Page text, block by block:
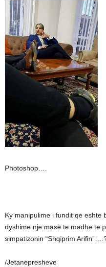
Photoshop….
Ky manipulime i fundit qe eshte
dyshime nje masë te madhe te
simpatizonin “Shqiprim
/Jetanepresheve